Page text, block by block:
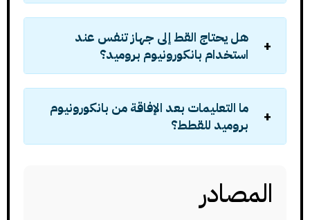
هل يحتاج القط إلى جهاز تنفس عند
استخدام بانكورونيوم بروميد؟
ما التعليمات بعد الإفاقة من بانكورونيوم
بروميد للقطط؟
المصادر